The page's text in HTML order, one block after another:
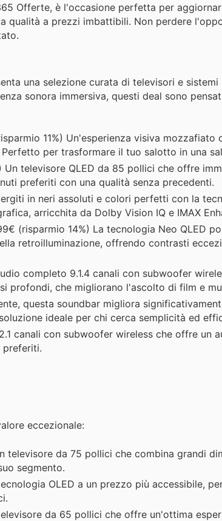
Offerte, è l'occasione perfetta per
qualità a prezzi imbattibili. Non perdere
una selezione curata di televisori e sistemi
sonora immersiva, questi deal sono
11%) Un'esperienza visiva mozzafiato
per trasformare il tuo salotto in una
Un televisore QLED da 85 pollici che offre
preferiti con una qualità senza precedenti.
in neri assoluti e colori perfetti con la
arricchita da Dolby Vision IQ e IMAX
(risparmio 14%) La tecnologia Neo QLED
retroilluminazione, offrendo contrasti
completo 9.1.4 canali con subwoofer
profondi, che migliorano l'ascolto di film e
questa soundbar migliora
ideale per chi cerca semplicità ed
canali con subwoofer wireless che offre un
preferiti.
eccezionale:
televisore da 75 pollici che combina grandi
segmento.
OLED a un prezzo più accessibile,
da 65 pollici che offre un'ottima